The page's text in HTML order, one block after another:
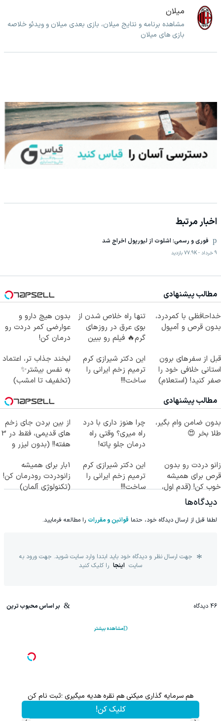
میلان
مشاهده برنامه و نتایج میلان، بازی بعدی میلان و ویدئو خلاصه
بازی های میلان
اخبار مرتبط
فوری و رسمی: اشلوت از لیورپول اخراج شد
9 خرداد -
77.9K بازدید
مطالب پیشنهادی
خداحافظی با کمردرد،
بدون قرص و آمپول
تنها راه خلاص شدن از
بوی عرق در روزهای
گرم🔥 فیلم رو ببین
بدون هیچ دارو و
عوارضی کمر دردت رو
درمان کن!
قبل از سفرهای برون
استانی خلافی خود را
صفر کنید! (استعلام)
این دکتر شیرازی کرم
ترمیم زخم ایرانی را
ساخت!!!
لبخند جذاب تر، اعتماد
به نفس بیشتر✨
(تخفیف تا امشب)
مطالب پیشنهادی
بدون ضامن وام بگیر،
طلا بخر 😍
چرا هنوز داری با درد
راه میری؟ وقتی راه
درمان جلو پاته!
از بین بردن جای زخم
های قدیمی، فقط در 3
هفته!! (بدون لیزر و
زانو دردت رو بدون
قرص برای همیشه
خوب کن! (قدم اول،
پرسش‌نامه)
این دکتر شیرازی کرم
ترمیم زخم ایرانی را
ساخت!!!
1بار برای همیشه
زانودردت رودرمان کن!
(تکنولوژی آلمان)
دیدگاه‌ها
لطفا قبل از ارسال دیدگاه خود، حتما قوانین و مقررات را مطالعه فرمایید.
جهت ارسال نظر و دیدگاه خود باید ابتدا وارد سایت شوید. جهت ورود به
سایت اینجا را کلیک کنید
46 دیدگاه بر اساس محبوب ترین
مشاهده بیشتر
هم سرمایه گذاری میکنی هم نقره هدیه میگیری ؛ثبت نام کن
کلیک کن!